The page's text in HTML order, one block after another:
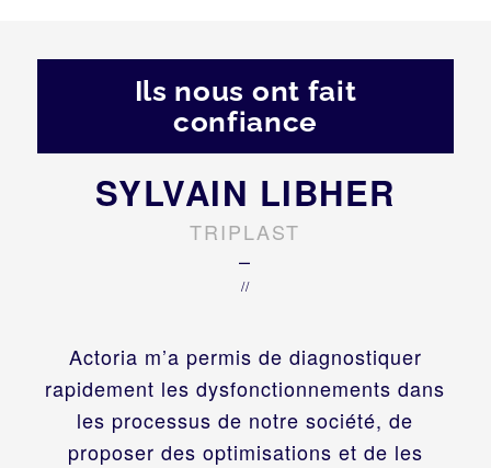
Ils nous ont fait
confiance
Actoria m’a permis de diagnostiquer
rapidement les dysfonctionnements dans
les processus de notre société, de
proposer des optimisations et de les
SYLVAIN LIBHER
TRIPLAST
–
//